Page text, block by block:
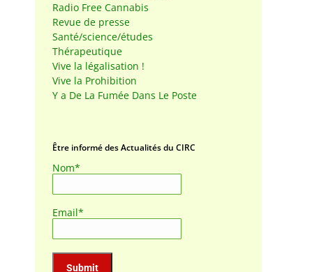
Radio Free Cannabis
Revue de presse
Santé/science/études
Thérapeutique
Vive la légalisation !
Vive la Prohibition
Y a De La Fumée Dans Le Poste
Être informé des Actualités du CIRC
Nom*
Email*